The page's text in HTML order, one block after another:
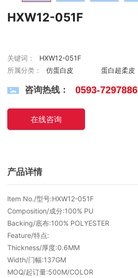
HXW12-051F
关键词：
HXW12-051F
所属分类：
仿蛋白皮 蛋白超柔皮
咨询热线： 0593-7297886
在线咨询
产品详情
ltem No./型号:HXW12-051F
Composition/成分:100% PU
Backing/底布:100% POLYESTER
Feature/特点:
Thickness/厚度:0.6MM
Width/门幅:137GM
MOQ/起订量:500M/COLOR